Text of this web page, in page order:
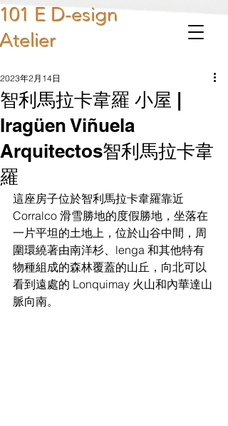
101 E D-esign
Atelier
智利馬拉卡韋羅 小屋 |
Iragüen Viñuela
Arquitectos智利馬拉卡韋
羅
2023年2月14日
這座房子位於智利馬拉卡韋羅靠近
Corralco 滑雪勝地的度假勝地，坐落在
一片平坦的土地上，位於山谷中間，周
圍環繞著由南洋杉、lenga 和其他特有
物種組成的森林覆蓋的山丘，向北可以
看到遠處的 Lonquimay 火山和內華達山
脈向南。